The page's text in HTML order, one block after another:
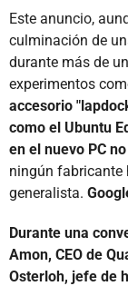
Este anuncio,
culminación de
durante más de
experimentos
accesorio
como el Ubuntu
en el nuevo PC
ningún fabricante
generalista.
Durante una
Amon, CEO de
Osterloh, jefe de